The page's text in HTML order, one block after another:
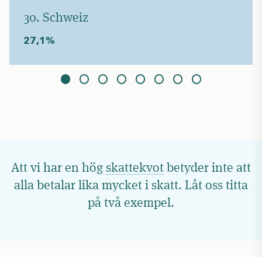
30. Schweiz
27,1%
Att vi har en hög skattekvot betyder inte att
alla betalar lika mycket i skatt. Låt oss titta
på två exempel.